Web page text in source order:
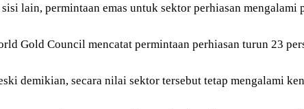
lain, permintaan emas untuk sektor perhiasan
Gold Council mencatat permintaan perhiasan turun 23
demikian, secara nilai sektor tersebut tetap mengalami